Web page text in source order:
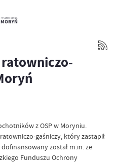
z OSP w Moryniu.
gaśniczy, który zastąpił
został m.in. ze
Funduszu Ochrony